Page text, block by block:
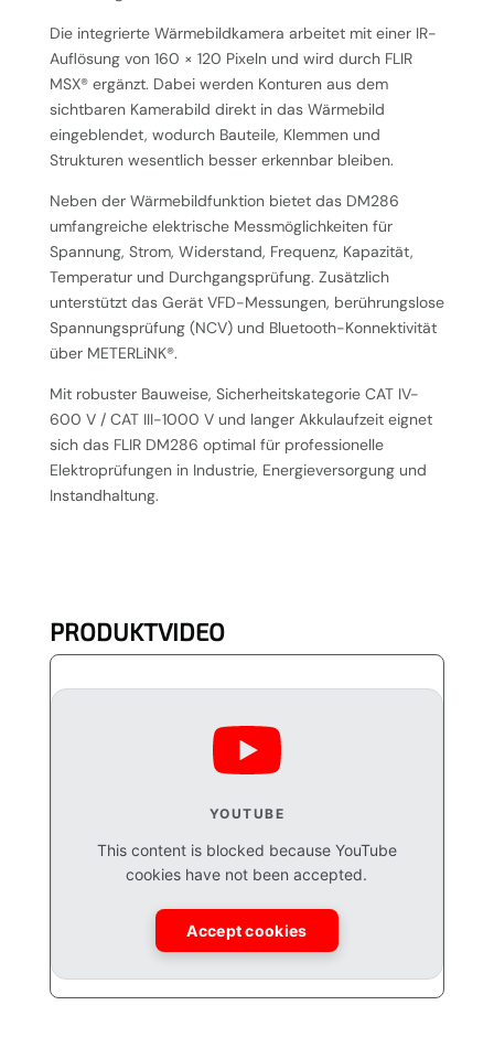
Die integrierte Wärmebildkamera arbeitet mit einer IR-
Auflösung von 160 × 120 Pixeln und wird durch FLIR
MSX® ergänzt. Dabei werden Konturen aus dem
sichtbaren Kamerabild direkt in das Wärmebild
eingeblendet, wodurch Bauteile, Klemmen und
Strukturen wesentlich besser erkennbar bleiben.
Neben der Wärmebildfunktion bietet das DM286
umfangreiche elektrische Messmöglichkeiten für
Spannung, Strom, Widerstand, Frequenz, Kapazität,
Temperatur und Durchgangsprüfung. Zusätzlich
unterstützt das Gerät VFD-Messungen, berührungslose
Spannungsprüfung (NCV) und Bluetooth-Konnektivität
über METERLiNK®.
Mit robuster Bauweise, Sicherheitskategorie CAT IV-
600 V / CAT III-1000 V und langer Akkulaufzeit eignet
sich das FLIR DM286 optimal für professionelle
Elektroprüfungen in Industrie, Energieversorgung und
Instandhaltung.
PRODUKTVIDEO
YOUTUBE
This content is blocked because YouTube
cookies have not been accepted.
Accept cookies